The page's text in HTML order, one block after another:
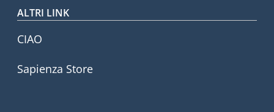
ALTRI LINK
CIAO
Sapienza Store